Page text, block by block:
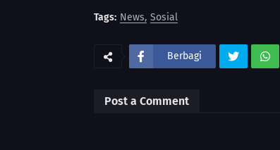
Tags: News Sosial
Berbagi
Post a Comment